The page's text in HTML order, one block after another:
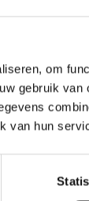
om
gebruik
van hun
1730BULK- meer